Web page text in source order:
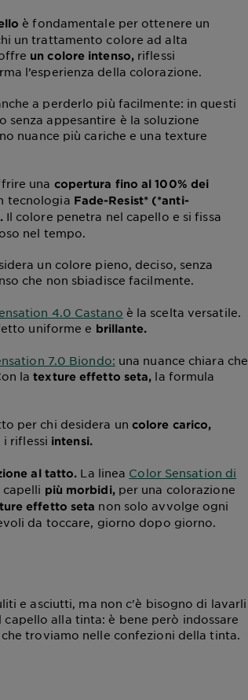
è fondamentale per ottenere un
un trattamento colore ad alta
un colore intenso,riflessi
l’esperienza della colorazione.
a perderlo più facilmente: in questi
senza appesantire è la soluzione
nuance più cariche e una texture
una copertura fino al 100% dei
tecnologia Fade-Resist* (*anti-
Il colore penetra nel capello e si fissa
nel tempo.
un colore pieno, deciso, senza
che non sbiadisce facilmente.
4.0 Castano è la scelta versatile.
uniforme e brillante.
7.0 Biondo: una nuance chiara che
latexture effetto seta, la formula
per chi desidera un colore carico,
i riflessi intensi.
al tatto. La linea Color Sensation di
più morbidi,per una colorazione
effetto seta non solo avvolge ogni
da toccare, giorno dopo giorno.
e asciutti, ma non c'è bisogno di lavarli
alla tinta: è bene però indossare
troviamo nelle confezioni della tinta.